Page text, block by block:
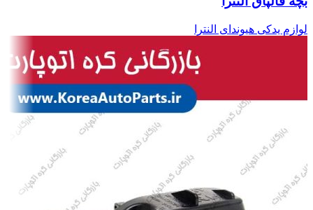
لوازم یدکی هیوندای النترا